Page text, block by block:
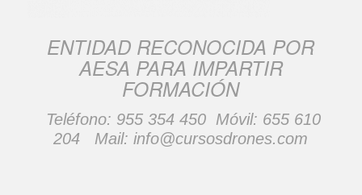
ENTIDAD RECONOCIDA POR
AESA PARA IMPARTIR
FORMACIÓN
Teléfono: 955 354 450Móvil: 655 610
204
Mail: info@cursosdrones.com